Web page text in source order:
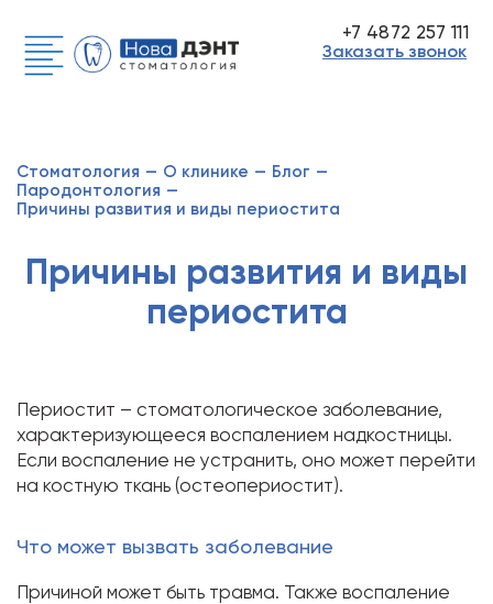
+7 4872 257 111
Заказать звонок
Стоматология — О клинике — Блог —
Пародонтология —
Причины развития и виды периостита
Причины развития и виды
периостита
Периостит – стоматологическое заболевание,
характеризующееся воспалением надкостницы.
Если воспаление не устранить, оно может перейти
на костную ткань (остеопериостит).
Что может вызвать заболевание
Причиной может быть травма. Также воспаление